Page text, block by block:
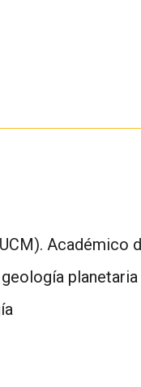
Académico